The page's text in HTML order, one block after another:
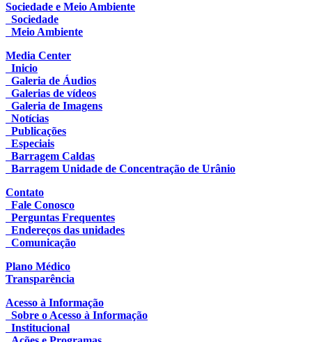
Sociedade e Meio Ambiente
Sociedade
Meio Ambiente
Media Center
Inicio
Galeria de Áudios
Galerias de vídeos
Galeria de Imagens
Notícias
Publicações
Especiais
Barragem Caldas
Barragem Unidade de Concentração de Urânio
Contato
Fale Conosco
Perguntas Frequentes
Endereços das unidades
Comunicação
Plano Médico
Transparência
Acesso à Informação
Sobre o Acesso à Informação
Institucional